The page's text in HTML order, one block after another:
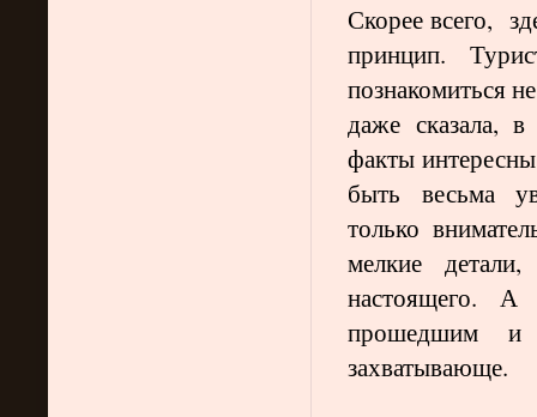
Скорее всего,
принцип.
познакомиться
даже сказала,
факты
быть весьма
только
мелкие
настоящего.
прошедшим и
захватывающе.